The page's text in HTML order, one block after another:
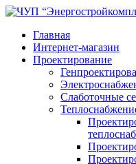
Главная
Интернет-магазин
Проектирование
Слаботочные